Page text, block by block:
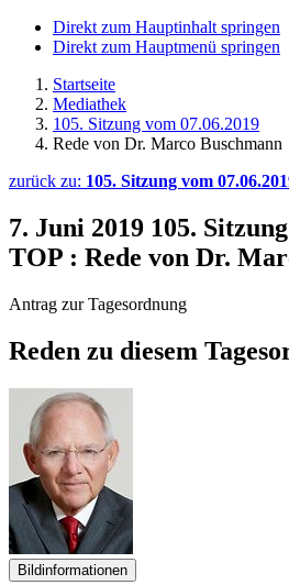
Direkt zum Hauptinhalt springen
Direkt zum Hauptmenü springen
Startseite
Mediathek
105. Sitzung vom 07.06.2019
Rede von Dr. Marco Buschmann
zurück zu: 105. Sitzung vom
7. Juni 2019 105.
TOP : Rede von Dr.
Antrag zur Tagesordnung
Reden zu diesem
Bildinformationen